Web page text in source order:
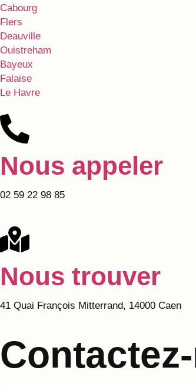
Cabourg
Flers
Deauville
Ouistreham
Bayeux
Falaise
Le Havre
Nous appeler
02 59 22 98 85
Nous trouver
41 Quai François Mitterrand, 14000 Caen